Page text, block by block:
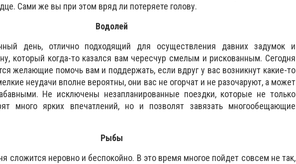
Сами же вы при этом вряд ли потеряете голову.
Водолей
день, отлично подходящий для осуществления давних задумок и
который когда-то казался вам чересчур смелым и рискованным. Сегодня
желающие помочь вам и поддержать, если вдруг у вас возникнут какие-то
неудачи вполне вероятны, они вас не огорчат и не разочаруют, а может
Не исключены незапланированные поездки, которые не только
много ярких впечатлений, но и позволят завязать многообещающие
Рыбы
сложится неровно и беспокойно. В это время многое пойдет совсем не так,